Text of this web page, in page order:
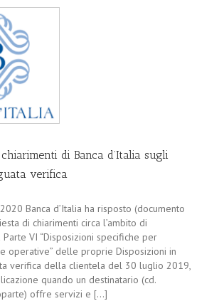
di Banca d’Italia sugli
verifica
Banca d’Italia ha risposto (documento
di chiarimenti circa l’ambito di
VI “Disposizioni specifiche per
operative” delle proprie Disposizioni in
verifica della clientela del 30 luglio 2019,
quando un destinatario (cd.
offre servizi e [...]